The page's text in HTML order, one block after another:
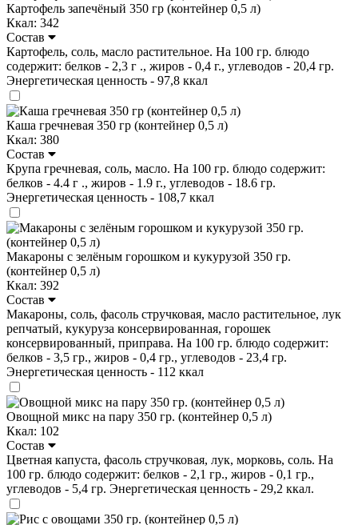
Картофель запечёный 350 гр (контейнер 0,5 л)
Ккал: 342
Состав
Картофель, соль, масло растительное. На 100 гр. блюдо
содержит: белков - 2,3 г ., жиров - 0,4 г., углеводов - 20,4 гр.
Энергетическая ценность - 97,8 ккал
Каша гречневая 350 гр (контейнер 0,5 л)
Ккал: 380
Состав
Крупа гречневая, соль, масло. На 100 гр. блюдо содержит:
белков - 4.4 г ., жиров - 1.9 г., углеводов - 18.6 гр.
Энергетическая ценность - 108,7 ккал
Макароны с зелёным горошком и кукурузой 350 гр.
(контейнер 0,5 л)
Ккал: 392
Состав
Макароны, соль, фасоль стручковая, масло растительное, лук
репчатый, кукуруза консервированная, горошек
консервированный, приправа. На 100 гр. блюдо содержит:
белков - 3,5 гр., жиров - 0,4 гр., углеводов - 23,4 гр.
Энергетическая ценность - 112 ккал
Овощной микс на пару 350 гр. (контейнер 0,5 л)
Ккал: 102
Состав
Цветная капуста, фасоль стручковая, лук, морковь, соль. На
100 гр. блюдо содержит: белков - 2,1 гр., жиров - 0,1 гр.,
углеводов - 5,4 гр. Энергетическая ценность - 29,2 ккал.